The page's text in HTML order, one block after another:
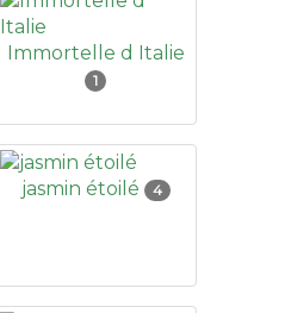
Immortelle d Italie
1
jasmin étoilé 4